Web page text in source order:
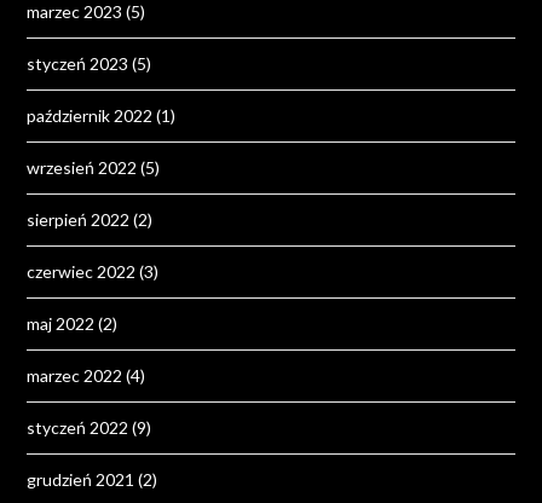
marzec 2023 (5)
styczeń 2023 (5)
październik 2022 (1)
wrzesień 2022 (5)
sierpień 2022 (2)
czerwiec 2022 (3)
maj 2022 (2)
marzec 2022 (4)
styczeń 2022 (9)
grudzień 2021 (2)